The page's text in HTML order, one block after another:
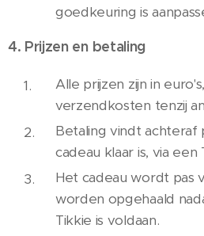
goedkeuring is
4. Prijzen en betaling
Alle prijzen zijn in
verzendkosten tenzij
Betaling vindt achteraf
cadeau klaar is, via een
Het cadeau wordt pas
worden opgehaald
Tikkie is voldaan.